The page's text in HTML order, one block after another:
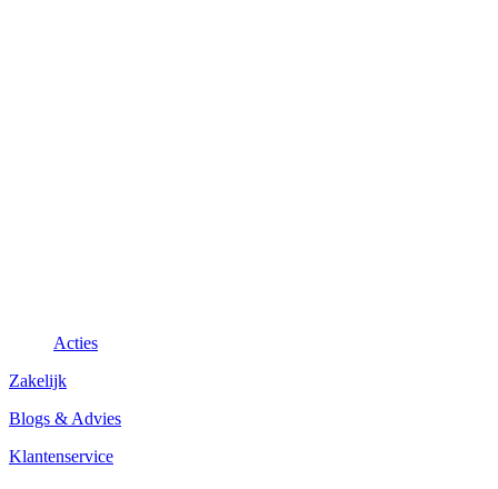
Acties
Zakelijk
Blogs & Advies
Klantenservice